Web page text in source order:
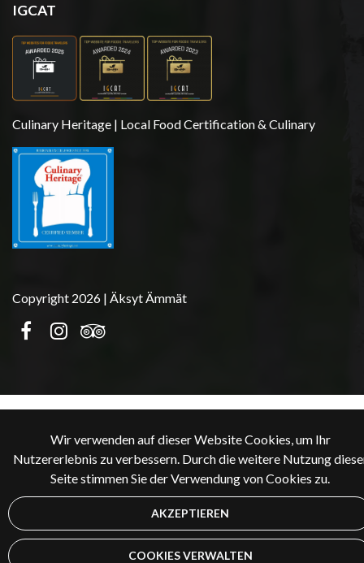
Wir verwenden auf dieser Website Cookies, um Ihr
Nutzererlebnis zu verbessern. Durch die weitere Nutzung
Seite stimmen Sie der Verwendung von Cookies zu.
AKZEPTIEREN
COOKIES VERWALTEN
IGCAT
Culinary Heritage | Local Food Certification & Culinary
Copyright 2026 | Äksyt Ämmät